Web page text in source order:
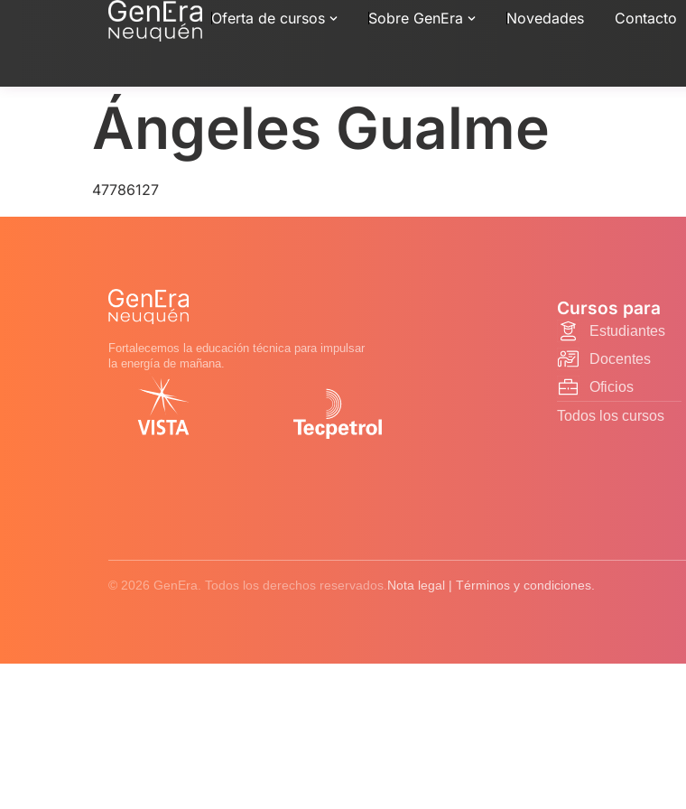
Oferta de cursos Sobre GenEra Novedades Contacto
Ángeles Gualme
47786127
Fortalecemos la educación técnica para impulsar
la energía de mañana.
Cursos para
Estudiantes
Docentes
Oficios
Todos los cursos
© 2026 GenEra. Todos los derechos reservados. Nota legal | Términos y condiciones.